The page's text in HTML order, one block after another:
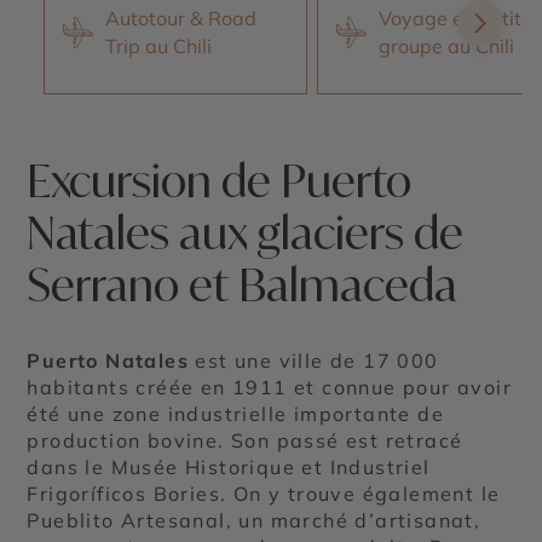
Autotour & Road
Trip au Chili
Voyage en petit
groupe au Chili
Excursion de Puerto
Natales aux glaciers de
Serrano et Balmaceda
Puerto Natales est une ville de 17 000
habitants créée en 1911 et connue pour avoir
été une zone industrielle importante de
production bovine. Son passé est retracé
dans le Musée Historique et Industriel
Frigoríficos Bories. On y trouve également le
Pueblito Artesanal, un marché d’artisanat,